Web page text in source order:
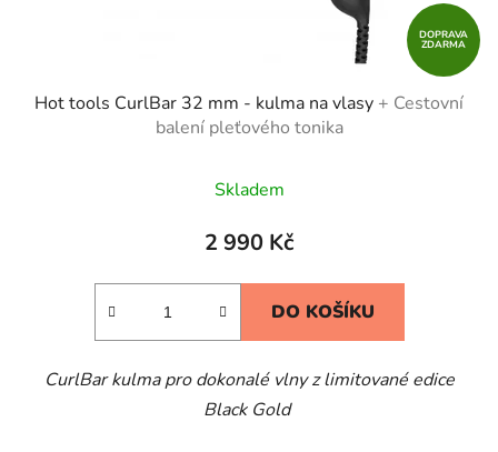
DOPRAVA
ZDARMA
Hot tools CurlBar 32 mm - kulma na vlasy + Cestovní
balení pleťového tonika
Skladem
2 990 Kč
DO KOŠÍKU
CurlBar kulma pro dokonalé vlny z limitované edice
Black Gold